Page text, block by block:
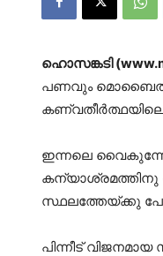
ഹൊസങ്കടി
പണവും മൊബൈല്‍
ഇന്നലെ
കന്യാശ്രമത്തിനു
സ്ഥലത്തേയ്‌ക്കു
പിന്നീട്‌